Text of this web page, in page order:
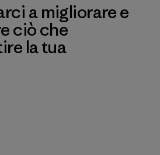
a migliorare e
ciò che
la tua